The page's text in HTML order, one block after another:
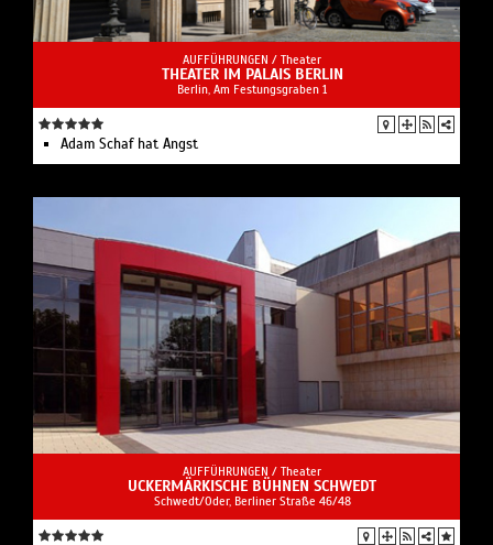
AUFFÜHRUNGEN / Theater
THEATER IM PALAIS BERLIN
Berlin, Am Festungsgraben 1
Adam Schaf hat Angst
AUFFÜHRUNGEN / Theater
UCKERMÄRKISCHE BÜHNEN SCHWEDT
Schwedt/Oder, Berliner Straße 46/48